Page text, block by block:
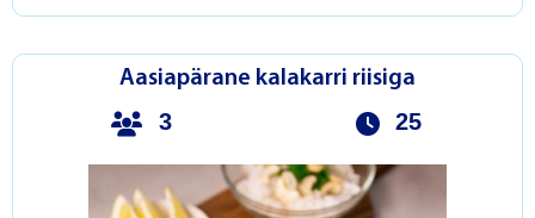
Aasiapärane kalakarri riisiga
3 25